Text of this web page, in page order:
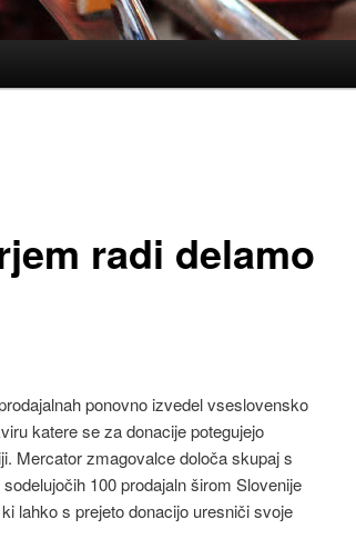
radi delamo
ponovno izvedel vseslovensko
katere se za donacije potegujejo
Mercator zmagovalce določa skupaj s
100 prodajaln širom Slovenije
lahko s prejeto donacijo uresniči svoje